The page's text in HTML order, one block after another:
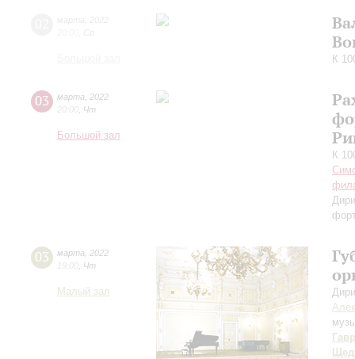
К
03 марта
2022
20:00 Чт
Большой зал
К
03 марта
2022
19:00 Чт
Малый зал